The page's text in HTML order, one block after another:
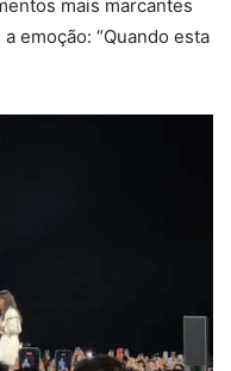
mais marcantes
emoção: “Quando esta